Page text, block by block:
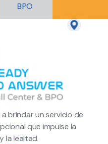
BPO
brindar un servicio de
que impulse la
la lealtad.